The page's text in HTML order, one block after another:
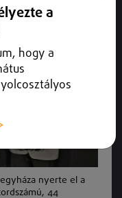
helyen...
nyerte el a
44
a
hogy a